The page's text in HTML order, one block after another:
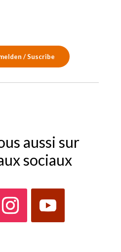
aussi sur
sociaux